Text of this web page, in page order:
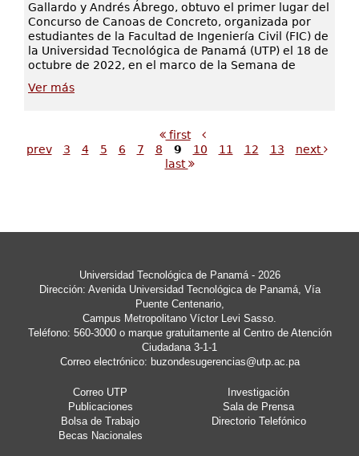
Gallardo y Andrés Ábrego, obtuvo el primer lugar del
Concurso de Canoas de Concreto, organizada por
estudiantes de la Facultad de Ingeniería Civil (FIC) de
la Universidad Tecnológica de Panamá (UTP) el 18 de
octubre de 2022, en el marco de la Semana de
Ver más
first
prev
3 4 5 6 7 8 9 10 11 12 13
next
last
Universidad Tecnológica de Panamá - 2026
Dirección: Avenida Universidad Tecnológica de Panamá, Vía
Puente Centenario,
Campus Metropolitano Víctor Levi Sasso.
Teléfono: 560-3000 o marque gratuitamente al Centro de Atención
Ciudadana 3-1-1
Correo electrónico: buzondesugerencias@utp.ac.pa
Correo UTP
Investigación
Publicaciones
Sala de Prensa
Bolsa de Trabajo
Directorio Telefónico
Becas Nacionales